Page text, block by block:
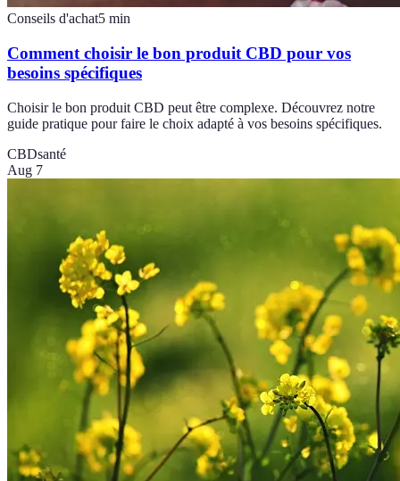
Conseils d'achat5 min
Comment choisir le bon produit CBD pour vos
besoins spécifiques
Choisir le bon produit CBD peut être complexe. Découvrez notre
guide pratique pour faire le choix adapté à vos besoins spécifiques.
CBDsanté
Aug 7